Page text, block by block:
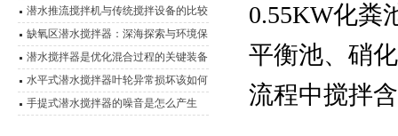
潜水推流搅拌机与传统搅拌设备的比较
及优势对比
缺氧区潜水搅拌器：深海探索与环境保
护的设备
潜水搅拌器是优化混合过程的关键装备
水平式潜水搅拌器叶轮异常损坏该如何
有效解决呢？
手提式潜水搅拌器的噪音是怎么产生
0.55KW化粪
平衡池、硝
流程中搅拌